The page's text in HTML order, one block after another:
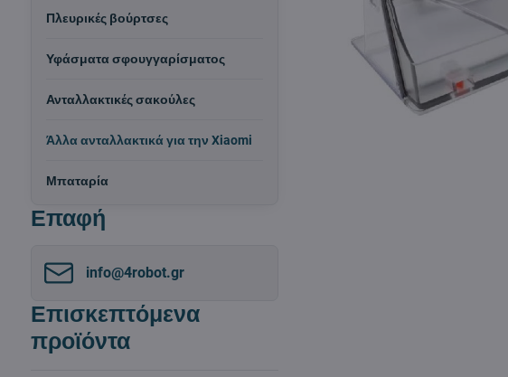
Πλευρικές βούρτσες
Υφάσματα σφουγγαρίσματος
Ανταλλακτικές σακούλες
Άλλα ανταλλακτικά για την Xiaomi
Μπαταρία
Επαφή
info​@4robot​.gr
Επισκεπτόμενα
προϊόντα